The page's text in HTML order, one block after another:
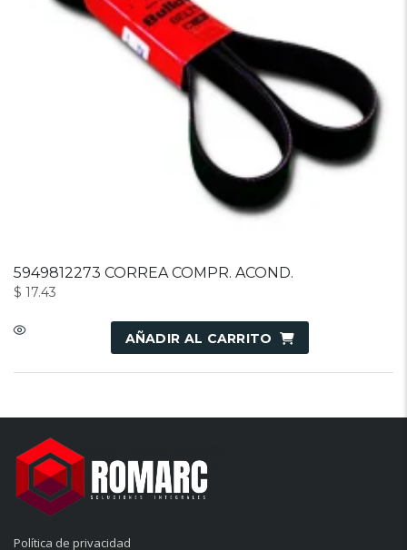
5949812273 CORREA COMPR. ACOND.
$ 17.43
AÑADIR AL CARRITO
Política de privacidad